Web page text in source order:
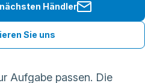
Händler
Sie uns
Aufgabe passen. Die